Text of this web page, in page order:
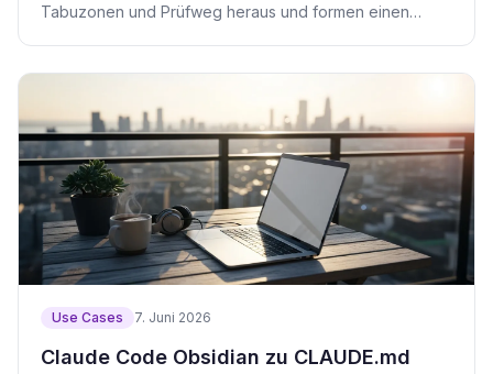
Tabuzonen und Prüfweg heraus und formen einen
Use Cases 7. Juni 2026
Claude Code Obsidian zu CLAUDE.md